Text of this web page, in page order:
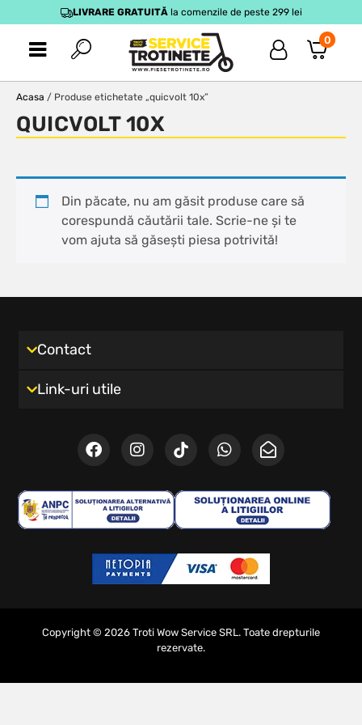
LIVRARE GRATUITĂla comenzile de peste 299 lei
0
Acasa / Produse etichetate „quicvolt 10x”
QUICVOLT 10X
Din păcate, nu am găsit produse care să
corespundă căutării tale. Scrie-ne și te
vom ajuta să găsești piesa potrivită!
Contact
Link-uri utile
Copyright © 2026 Troti Wow Service SRL. Toate drepturile
rezervate.